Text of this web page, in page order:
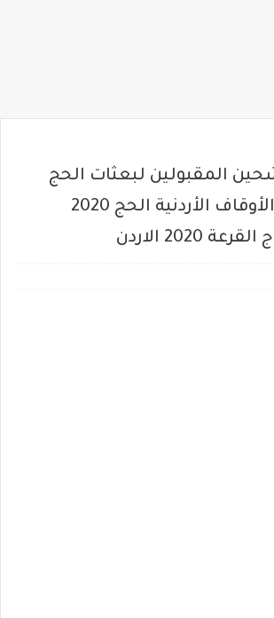
المقبولين لبعثات الحج
بالاردن وزارة الأوقاف الأردنية الحج 2020
2020 الاردن